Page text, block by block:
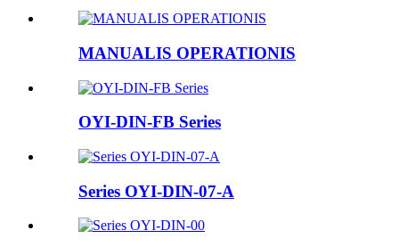
MANUALIS OPERATIONIS
OYI-DIN-FB Series
Series OYI-DIN-07-A